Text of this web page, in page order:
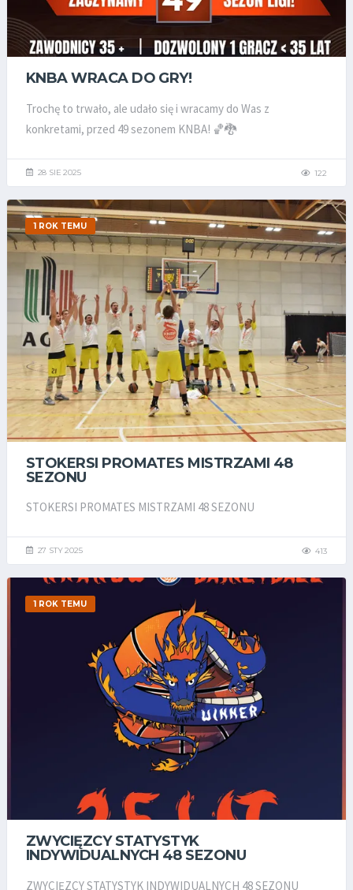
KNBA WRACA DO GRY!
Trochę to trwało, ale udało się i wracamy do Was z
konkretami, przed 49 sezonem KNBA! 🏀🐉
28 SIE 2025 122
1 ROK TEMU
STOKERSI PROMATES MISTRZAMI 48
SEZONU
STOKERSI PROMATES MISTRZAMI 48 SEZONU
27 STY 2025 413
1 ROK TEMU
ZWYCIĘZCY STATYSTYK
INDYWIDUALNYCH 48 SEZONU
ZWYCIĘZCY STATYSTYK INDYWIDUALNYCH 48 SEZONU